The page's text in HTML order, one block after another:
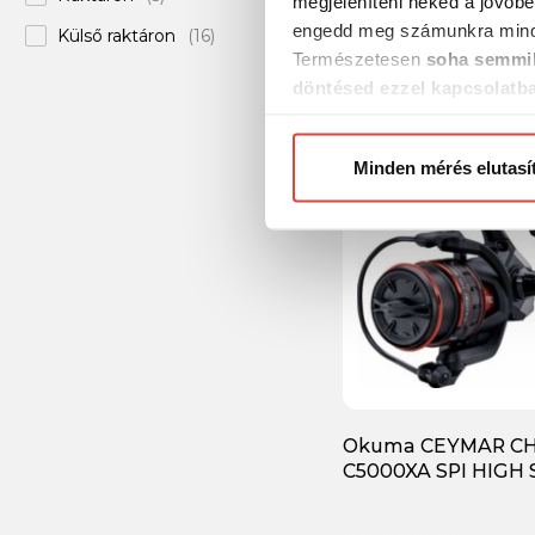
engedd meg számunkra
Természetesen soha
döntésed ezzel
Minden mérés
Külső raktáron
(16)
31 510 Ft
Okuma CEYMAR
C5000XA SPI HIGH